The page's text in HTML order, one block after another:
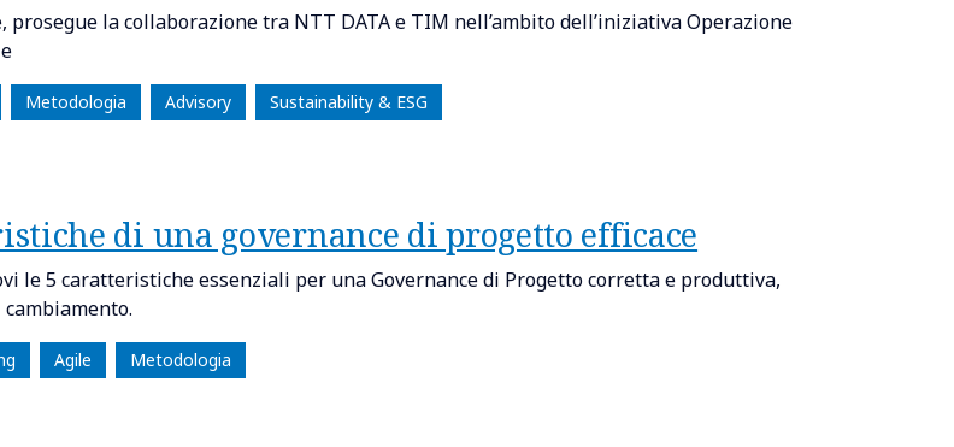
prosegue la collaborazione tra NTT DATA e TIM nell’ambito dell’iniziativa Operazione
Metodologia Advisory Sustainability & ESG
di una governance di progetto efficace
le 5 caratteristiche essenziali per una Governance di Progetto corretta e produttiva,
Agile Metodologia